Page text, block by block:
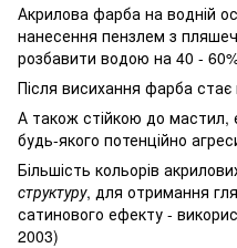
Акрилова фарба на водній
нанесення пензлем з
розбавити водою на 40 -
Після висихання фарба стає
А також стійкою до мастил,
будь-якого потенційно
Більшість кольорів
структуру, для отримання
сатинового ефекту -
2003)